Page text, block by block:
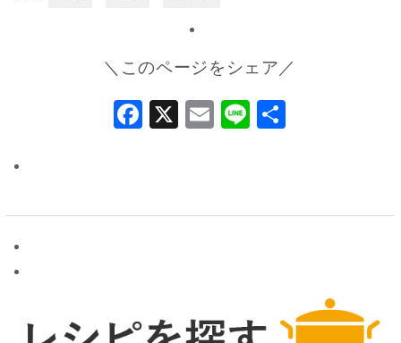
＼このページをシェア／
Facebook
X Email
Line